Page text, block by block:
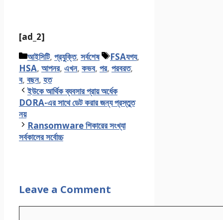
[ad_2]
Categories
আইসিটি, প্রযুক্তি, সর্বশেষ Tags
FSAযগয,
HSA, আপনর, এখন, কভব, পর, পরবরত,
ব, বছন, হত
ইউকে আর্থিক ব্যবসার প্রায় অর্ধেক
DORA-এর সাথে ডেট করার জন্য প্রস্তুত
নয়
Ransomware শিকারের সংখ্যা
সর্বকালের সর্বোচ্চ
Leave a Comment